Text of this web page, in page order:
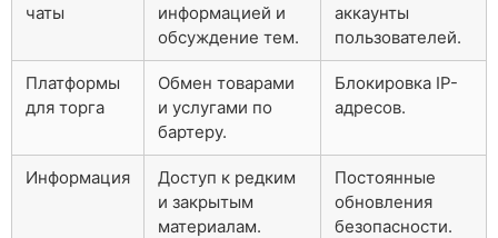
чаты
информацией и
обсуждение тем.
аккаунты
пользователей.
Платформы
для торга
Обмен товарами
и услугами по
бартеру.
Блокировка IP-
адресов.
Информация
Доступ к редким
и закрытым
материалам.
Постоянные
обновления
безопасности.